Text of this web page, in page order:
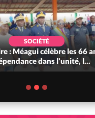
célèbre les 66 ans de
dans l'unité, l...